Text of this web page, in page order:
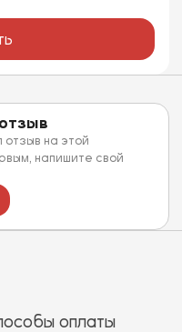
отзыв на этой
напишите свой
оплаты